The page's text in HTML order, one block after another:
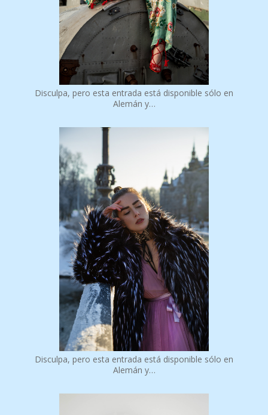
Disculpa, pero esta entrada está disponible sólo en
Alemán y…
Disculpa, pero esta entrada está disponible sólo en
Alemán y…